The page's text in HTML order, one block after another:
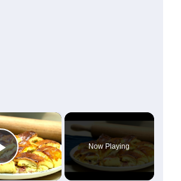
×
Play Video
Now Playing